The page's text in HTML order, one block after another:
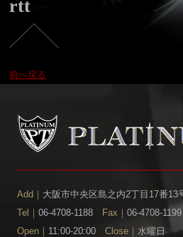
rtt
前へ戻る
Add｜ 大阪市中央区島之内2丁目17番13
Tel｜ 06-4708-1188 Fax｜ 06-4708-
Open｜ 11:00-20:00 Close｜ 水曜日